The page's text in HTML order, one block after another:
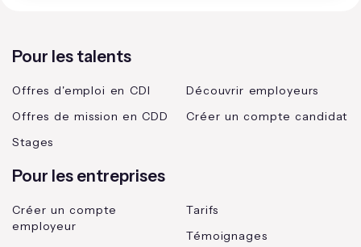
Pour les talents
Offres d'emploi en CDI
Offres de mission en CDD
Stages
Découvrir employeurs
Créer un compte candidat
Pour les entreprises
Créer un compte
employeur
Tarifs
Témoignages